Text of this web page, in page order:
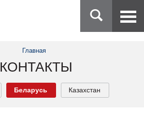
Главная
КОНТАКТЫ
Беларусь Казахстан